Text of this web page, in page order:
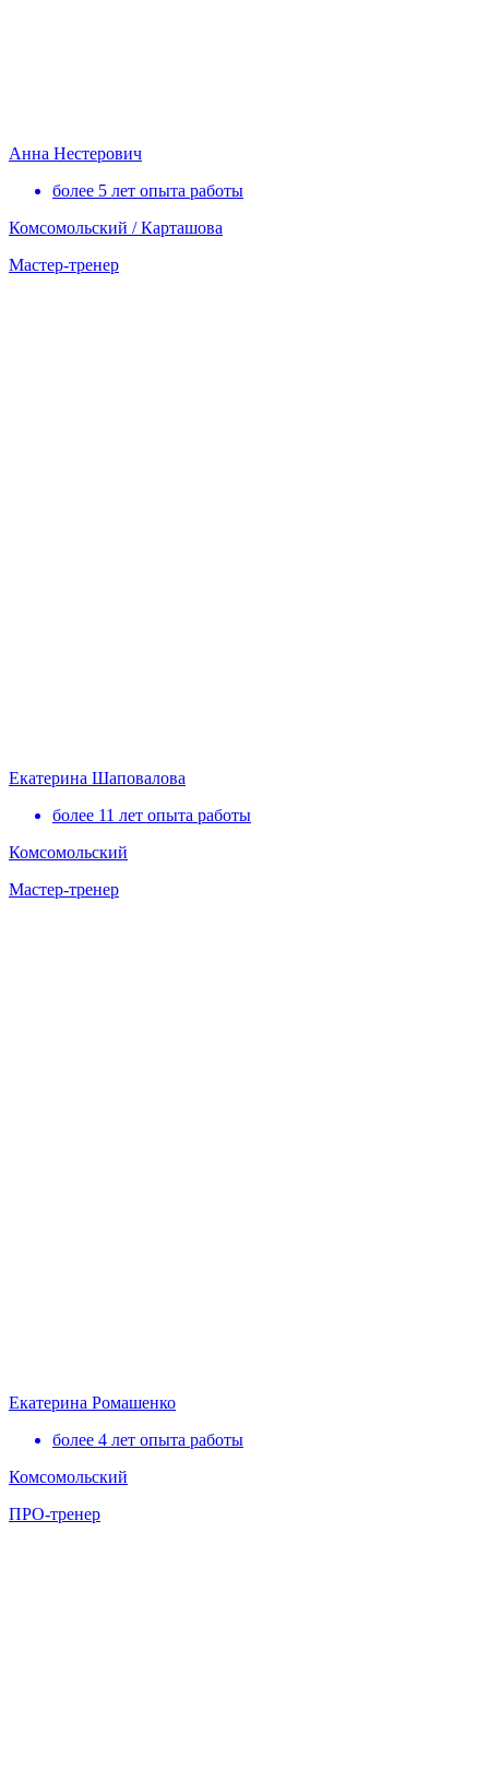
Анна Нестерович
более 5 лет опыта работы
Комсомольский / Карташова
Мастер-тренер
Екатерина Шаповалова
более 11 лет опыта работы
Комсомольский
Мастер-тренер
Екатерина Ромашенко
более 4 лет опыта работы
Комсомольский
ПРО-тренер